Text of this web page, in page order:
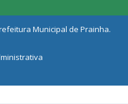
Municipal de Prainha.